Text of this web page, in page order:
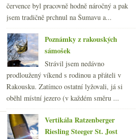
července byl pracovně hodně náročný a pak
jsem tradičně prchnul na Šumavu a...
Poznámky z rakouských
sámošek
Strávil jsem nedávno
prodloužený víkend s rodinou a přáteli v
Rakousku. Zatímco ostatní lyžovali, já si
oběhl místní jezero (v každém směru ...
Vertikála Ratzenberger
Riesling Steeger St. Jost